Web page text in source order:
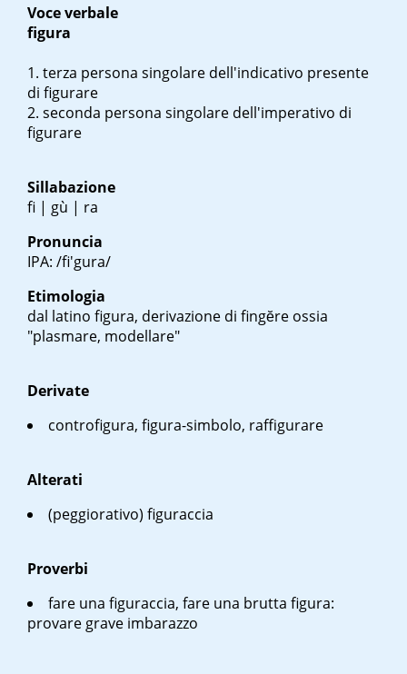
Voce verbale
figura
terza persona singolare dell'indicativo presente
di figurare
seconda persona singolare dell'imperativo di
figurare
Sillabazione
fi | gù | ra
Pronuncia
IPA: /fi'gura/
Etimologia
dal latino figura, derivazione di fingĕre ossia
"plasmare, modellare"
Derivate
controfigura, figura-simbolo, raffigurare
Alterati
(peggiorativo) figuraccia
Proverbi
fare una figuraccia, fare una brutta figura:
provare grave imbarazzo